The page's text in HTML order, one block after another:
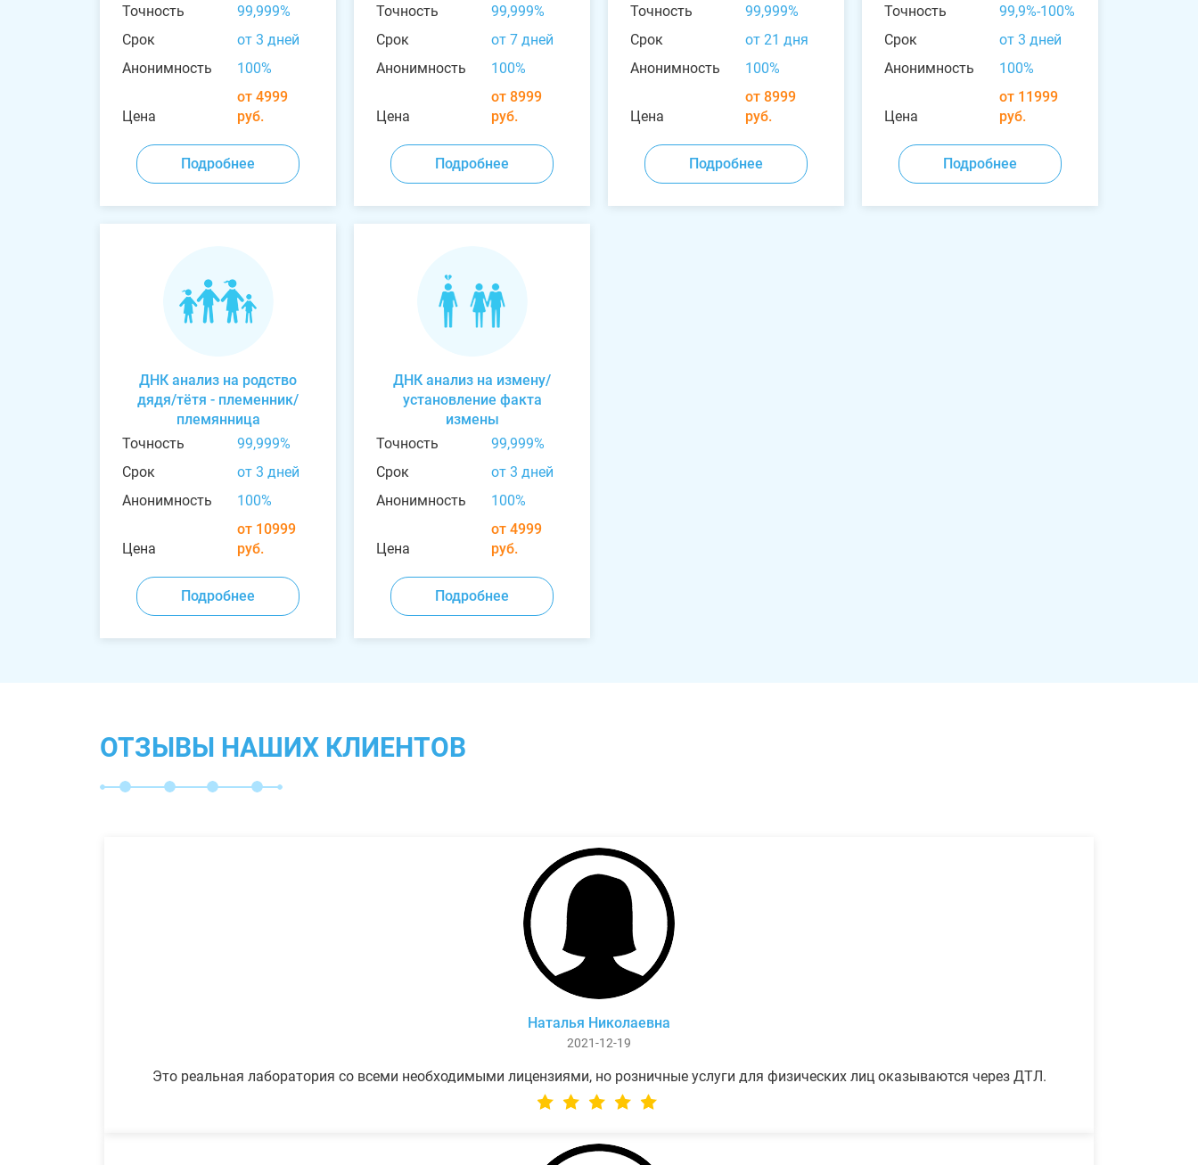
Точность
99,999%
Срок
от 3 дней
Анонимность
100%
Цена
от 4999
руб.
Подробнее
Точность
99,999%
Срок
от 7 дней
Анонимность
100%
Цена
от 8999
руб.
Подробнее
Точность
99,999%
Срок
от 21 дня
Анонимность
100%
Цена
от 8999
руб.
Подробнее
Точность
99,9%-100%
Срок
от 3 дней
Анонимность
100%
Цена
от 11999
руб.
Подробнее
ДНК анализ на родство
дядя/тётя - племенник/
племянница
Точность
99,999%
Срок
от 3 дней
Анонимность
100%
Цена
от 10999
руб.
Подробнее
ДНК анализ на измену/
установление факта
измены
Точность
99,999%
Срок
от 3 дней
Анонимность
100%
Цена
от 4999
руб.
Подробнее
ОТЗЫВЫ НАШИХ КЛИЕНТОВ
Наталья Николаевна
2021-12-19
Это реальная лаборатория со всеми необходимыми лицензиями, но розничные услуги для физических лиц оказываются через ДТЛ.